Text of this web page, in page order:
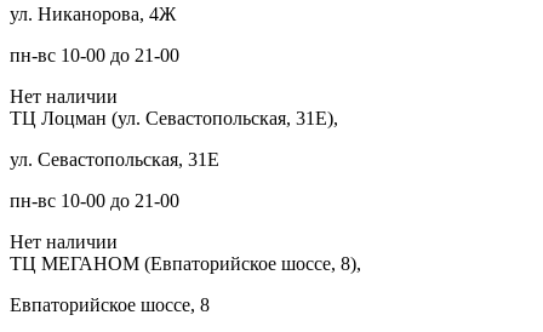
ул. Никанорова, 4Ж
пн-вс 10-00 до 21-00
Нет наличии
ТЦ Лоцман (ул. Севастопольская, 31Е),
ул. Севастопольская, 31Е
пн-вс 10-00 до 21-00
Нет наличии
ТЦ МЕГАНОМ (Евпаторийское шоссе, 8),
Евпаторийское шоссе, 8